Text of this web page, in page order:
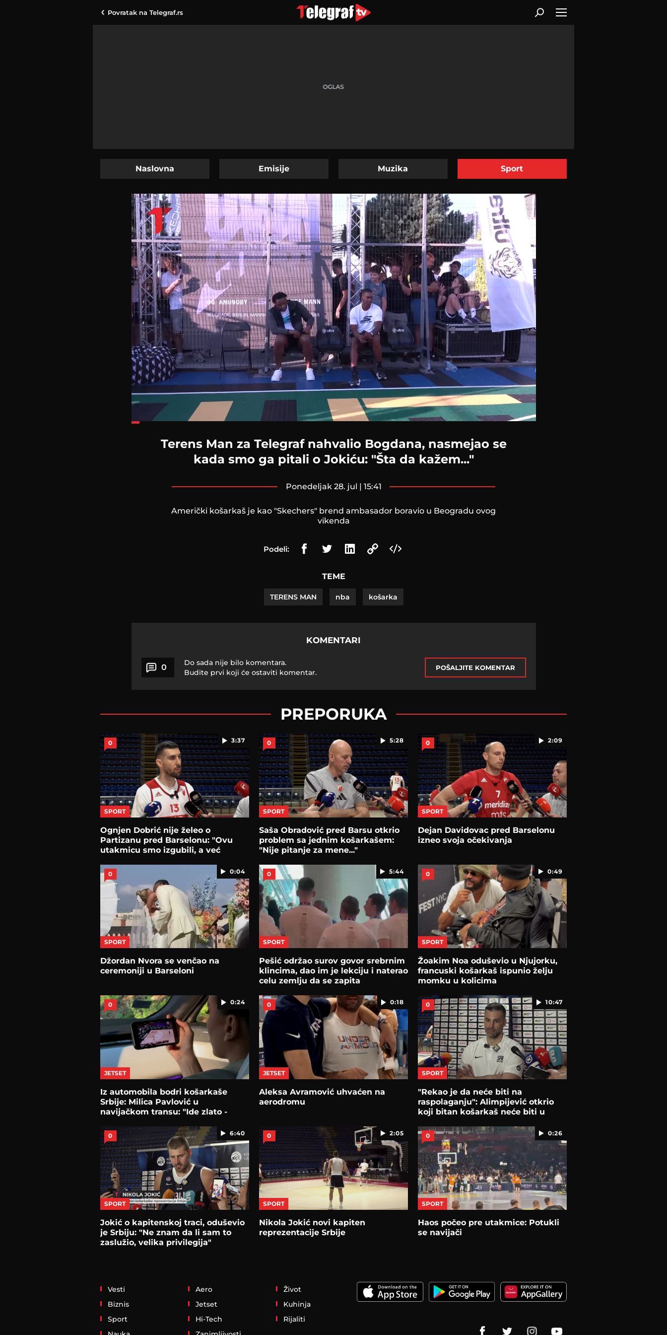
Povratak na Telegraf.rs
Naslovna Emisije Muzika Sport
Terens Man za Telegraf nahvalio Bogdana, nasmejao se
kada smo ga pitali o Jokiću: "Šta da kažem..."
ponedeljak 28. jul | 15:41
Američki košarkaš je kao "Skechers" brend ambasador boravio u Beogradu ovog
vikenda
Podeli:
TEME
TERENS MAN nba košarka
KOMENTARI
0
Do sada nije bilo komentara.
Budite prvi koji će ostaviti komentar.
POŠALJITE KOMENTAR
PREPORUKA
3:37
0
SPORT
Ognjen Dobrić nije želeo o
Partizanu pred Barselonu: "Ovu
utakmicu smo izgubili, a već
5:28
0
SPORT
Saša Obradović pred Barsu otkrio
problem sa jednim košarkašem:
"Nije pitanje za mene..."
2:09
0
SPORT
Dejan Davidovac pred Barselonu
izneo svoja očekivanja
0:04
0
SPORT
Džordan Nvora se venčao na
ceremoniji u Barseloni
5:44
0
SPORT
Pešić održao surov govor srebrnim
klincima, dao im je lekciju i naterao
celu zemlju da se zapita
0:49
0
SPORT
Žoakim Noa oduševio u Njujorku,
francuski košarkaš ispunio želju
momku u kolicima
0:24
0
JETSET
Iz automobila bodri košarkaše
Srbije: Milica Pavlović u
navijačkom transu: "Ide zlato -
0:18
0
JETSET
Aleksa Avramović uhvaćen na
aerodromu
10:47
0
SPORT
"Rekao je da neće biti na
raspolaganju": Alimpijević otkrio
koji bitan košarkaš neće biti u
6:40
0
SPORT
Jokić o kapitenskoj traci, oduševio
je Srbiju: "Ne znam da li sam to
zaslužio, velika privilegija"
2:05
0
SPORT
Nikola Jokić novi kapiten
reprezentacije Srbije
0:26
0
SPORT
Haos počeo pre utakmice: Potukli
se navijači
Vesti
Biznis
Sport
Aero
Jetset
Hi-Tech
Život
Kuhinja
Rijaliti